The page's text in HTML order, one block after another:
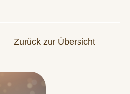
Zurück zur Übersicht